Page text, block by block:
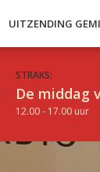
UITZENDING
STRAKS:
De middag
12.00 - 17.00 uur